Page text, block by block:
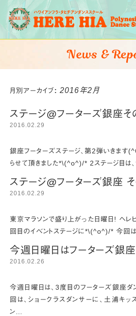
News &
月別アーカイブ: 2016年2月
ステージ@フーターズ銀座
2016.02.29
銀座フーターズステージ、第2弾いきます
らせて頂きました*\(^o^)/* 2ステージ目は、
ステージ@フーターズ銀座
2016.02.29
東京マラソンで盛り上がった日曜日! ヘレ
回目のイベントステージに*\(^o^)/* 今回は
今週日曜日はフーターズ銀
2016.02.26
今週日曜日は、3度目のフーターズ銀座
回は、ショークラスダンサーに、土浦キ
ン…